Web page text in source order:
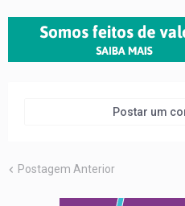
Postar um
Postagem Anterior